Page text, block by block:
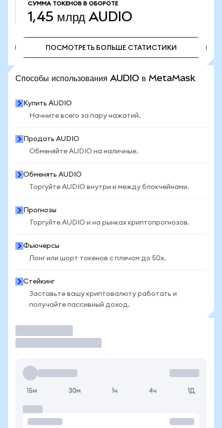
СУММА ТОКЕНОВ В ОБОРОТЕ
1,45 млрд AUDIO
ПОСМОТРЕТЬ БОЛЬШЕ СТАТИСТИКИ
Способы использования AUDIO в MetaMask
Купить AUDIO
Начните всего за пару нажатий.
Продать AUDIO
Обменяйте AUDIO на наличные.
Обменять AUDIO
Торгуйте AUDIO внутри и между блокчейнами.
Прогнозы
Торгуйте AUDIO и на рынках криптопрогнозов.
Фьючерсы
Лонг или шорт токенов с плечом до 50x.
Стейкинг
Заставьте вашу криптовалюту работать и
получайте пассивный доход.
15м 30м 1ч 4ч 1Д